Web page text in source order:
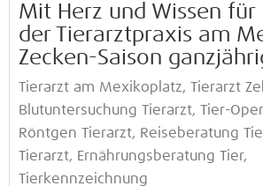
Mit Herz und Wissen für
der Tierarztpraxis am
Zecken-Saison
Tierarzt am Mexikoplatz, Tierarzt
Blutuntersuchung Tierarzt, Tier-
Röntgen Tierarzt, Reiseberatung
Tierarzt, Ernährungsberatung Tier,
Tierkennzeichnung